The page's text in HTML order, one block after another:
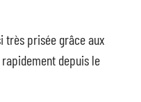
très prisée grâce aux
depuis le